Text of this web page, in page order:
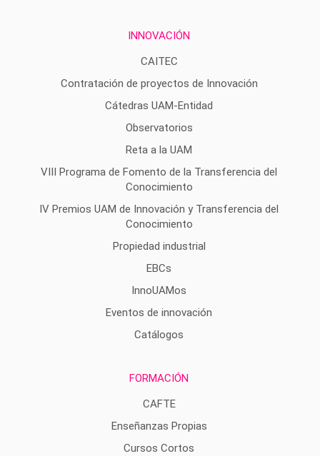
INNOVACIÓN
CAITEC
Contratación de proyectos de Innovación
Cátedras UAM-Entidad
Observatorios
Reta a la UAM
VIII Programa de Fomento de la Transferencia del
Conocimiento
IV Premios UAM de Innovación y Transferencia del
Conocimiento
Propiedad industrial
EBCs
InnoUAMos
Eventos de innovación
Catálogos
FORMACIÓN
CAFTE
Enseñanzas Propias
Cursos Cortos